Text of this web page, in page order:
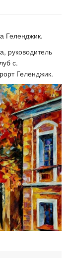
Геленджик.
руководитель
с.
Геленджик.